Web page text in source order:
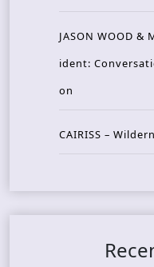
JASON WOOD &
ident:
on
CAIRISS –